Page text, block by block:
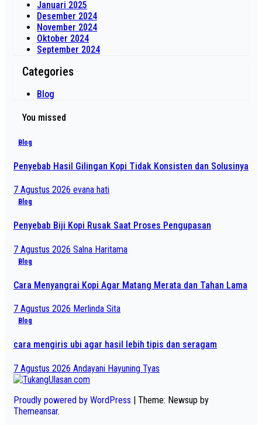
Januari 2025
Desember 2024
November 2024
Oktober 2024
September 2024
Categories
Blog
You missed
Blog
Penyebab Hasil Gilingan Kopi Tidak Konsisten dan Solusinya
7 Agustus 2026 evana hati
Blog
Penyebab Biji Kopi Rusak Saat Proses Pengupasan
7 Agustus 2026 Salna Haritama
Blog
Cara Menyangrai Kopi Agar Matang Merata dan Tahan Lama
7 Agustus 2026 Merlinda Sita
Blog
cara mengiris ubi agar hasil lebih tipis dan seragam
7 Agustus 2026 Andayani Hayuning Tyas
Proudly powered by WordPress | Theme: Newsup by
Themeansar.